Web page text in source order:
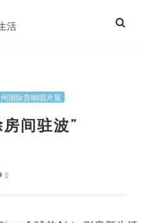
国际音响唱片展
间驻波”
0